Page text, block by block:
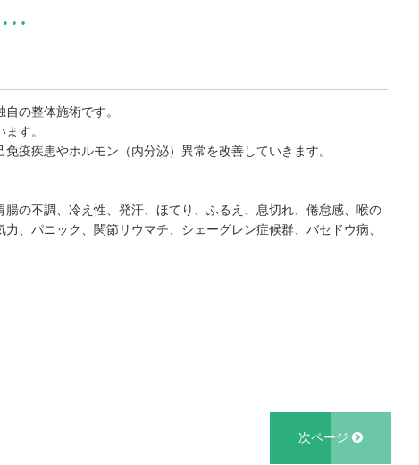
…
自の整体施術です。
す。
疫疾患やホルモン（内分泌）異常を改善していきます。
の不調、冷え性、発汗、ほてり、ふるえ、息切れ、倦怠感、喉の
、パニック、関節リウマチ、シェーグレン症候群、バセドウ病、
次ページ